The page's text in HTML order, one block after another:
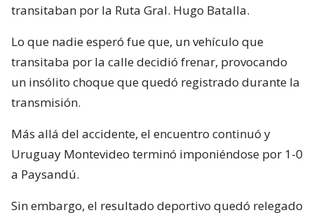
transitaban por la Ruta Gral. Hugo Batalla.
Lo que nadie esperó fue que, un vehículo que
transitaba por la calle decidió frenar, provocando
un insólito choque que quedó registrado durante la
transmisión.
Más allá del accidente, el encuentro continuó y
Uruguay Montevideo terminó imponiéndose por 1-0
a Paysandú.
Sin embargo, el resultado deportivo quedó relegado